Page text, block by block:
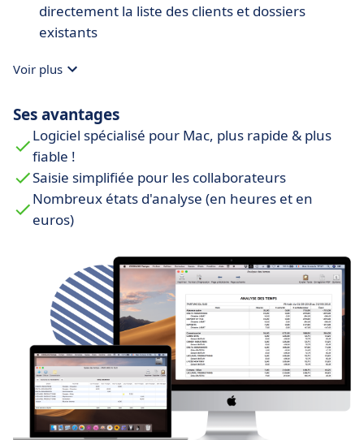
directement la liste des clients et dossiers
existants
Voir plus
Ses avantages
Logiciel spécialisé pour Mac, plus rapide & plus
fiable !
Saisie simplifiée pour les collaborateurs
Nombreux états d'analyse (en heures et en
euros)